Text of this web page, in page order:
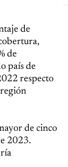
de
de
país de
respecto
de cinco
2023.